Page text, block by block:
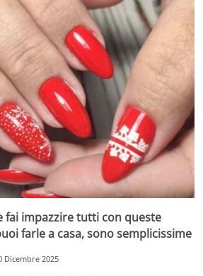
fai impazzire tutti con queste
farle a casa, sono semplicissime
Dicembre 2025